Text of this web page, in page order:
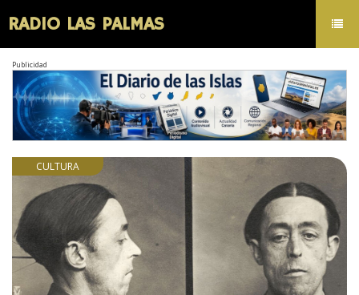
RADIO LAS PALMAS
Publicidad
CULTURA